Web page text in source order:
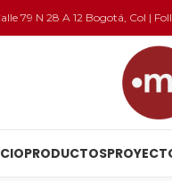
79 N 28 A 12 Bogotá, Col |
PRODUCTOS